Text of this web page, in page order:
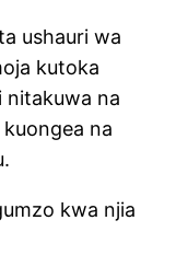
ushauri wa
kutoka
nitakuwa na
na
kwa njia